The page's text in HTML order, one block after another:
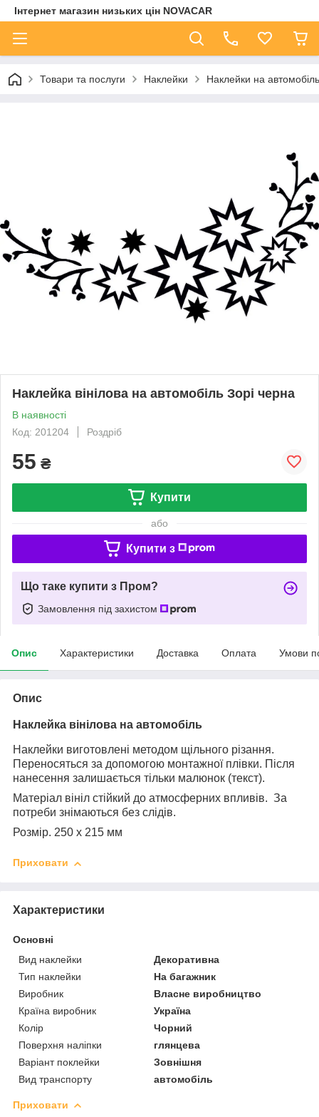
Інтернет магазин низьких цін NOVACAR
Товари та послуги Наклейки Наклейки на автомобіль
Наклейка вінілова на автомобіль Зорі черна
В наявності
Код: 201204
Роздріб
55 ₴
Купити
або
Купити з
Що таке купити з Пром?
Замовлення під захистом
Опис Характеристики Доставка Оплата Умови
Опис
Наклейка вінілова на автомобіль
Наклейки виготовлені методом щільного різання.
Переносяться за допомогою монтажної плівки. Після
нанесення залишається тільки малюнок (текст).
Матеріал вініл стійкий до атмосферних впливів. За
потреби знімаються без слідів.
Розмір. 250 х 215 мм
Приховати
Характеристики
Основні
Вид наклейки
Декоративна
Тип наклейки
На багажник
Виробник
Власне виробництво
Країна виробник
Україна
Колір
Чорний
Поверхня наліпки
глянцева
Варіант поклейки
Зовнішня
Вид транспорту
автомобіль
Приховати